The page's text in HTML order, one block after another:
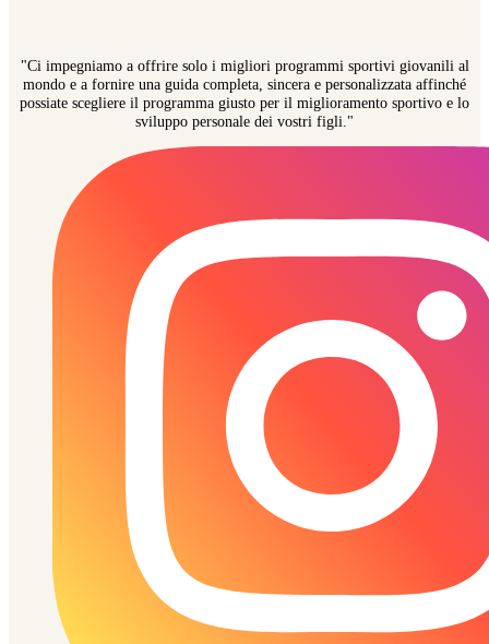
"Ci impegniamo a offrire solo i migliori programmi sportivi giovanili al
mondo e a fornire una guida completa, sincera e personalizzata affinché
possiate scegliere il programma giusto per il miglioramento sportivo e lo
sviluppo personale dei vostri figli."